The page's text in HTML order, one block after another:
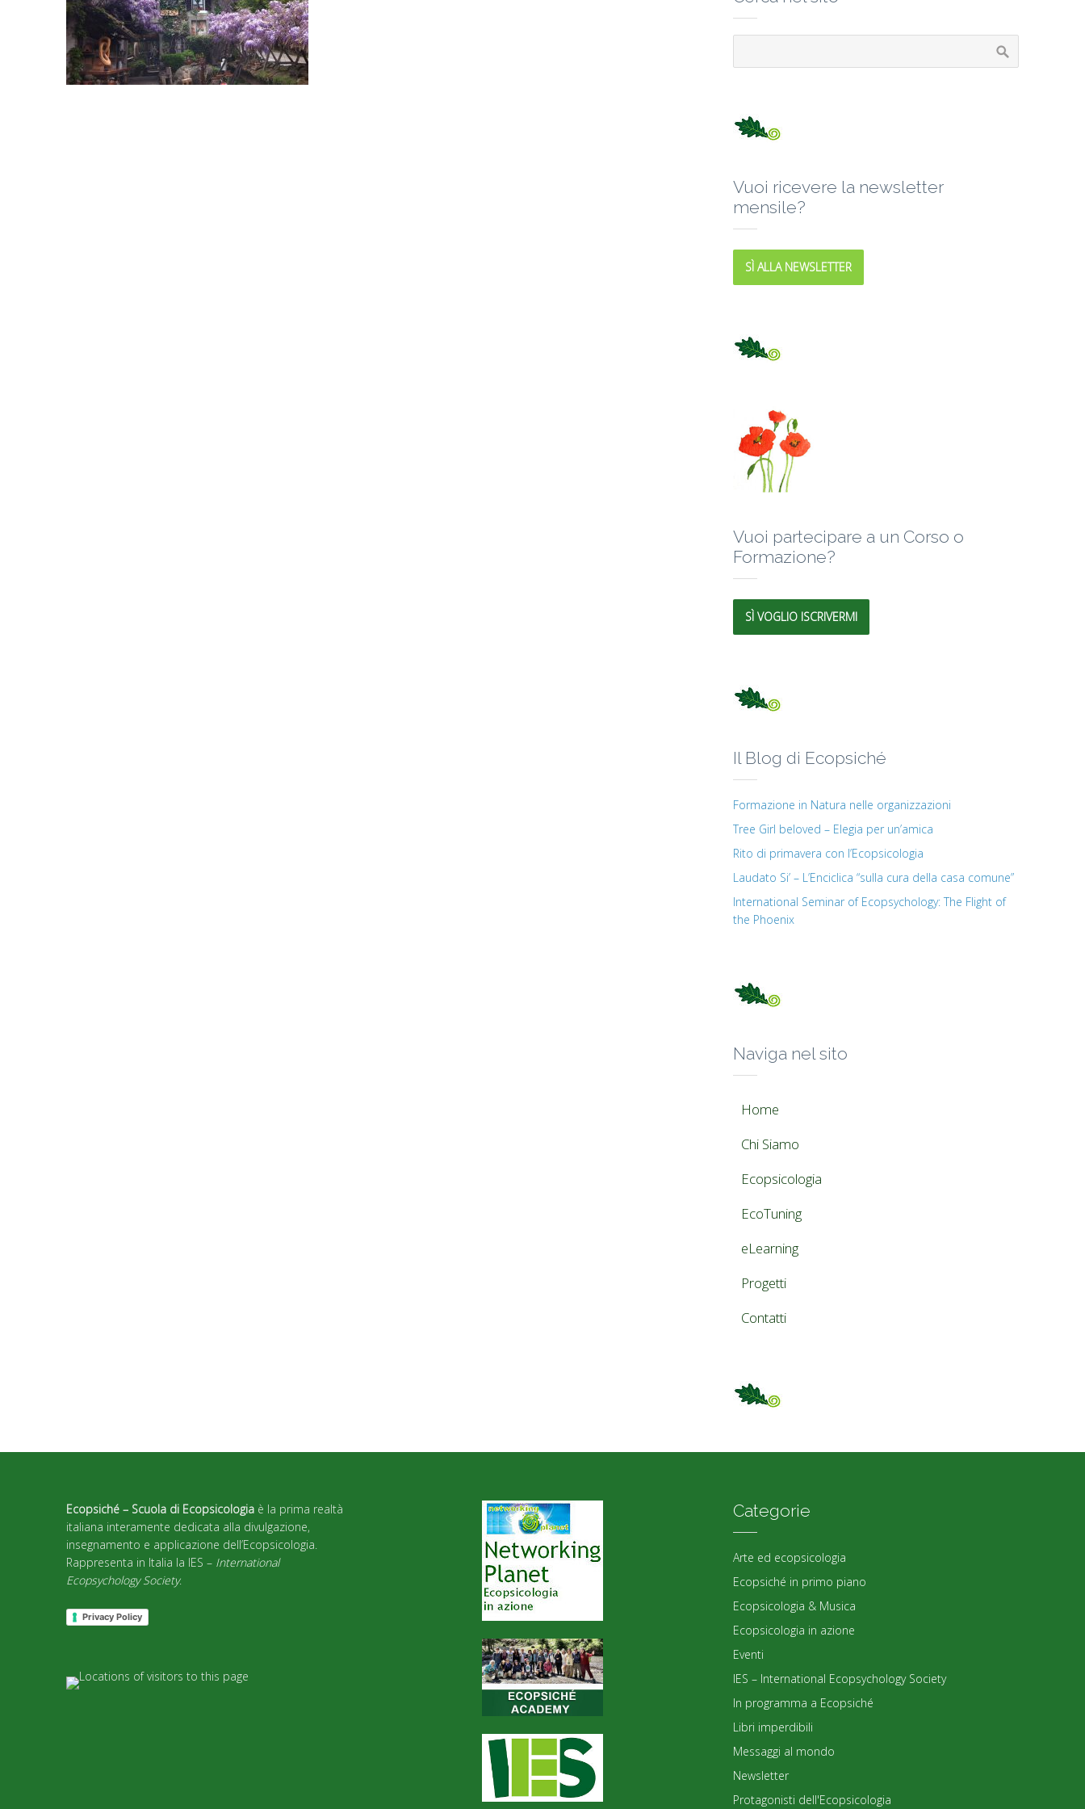
Vuoi ricevere la newsletter
mensile?
SÌ ALLA NEWSLETTER
Vuoi partecipare a un Corso o
Formazione?
SÌ VOGLIO ISCRIVERMI
Il Blog di Ecopsiché
Formazione in Natura nelle organizzazioni
Tree Girl beloved – Elegia per un’amica
Rito di primavera con l’Ecopsicologia
Laudato Si’ – L’Enciclica “sulla cura della casa comune”
International Seminar of Ecopsychology: The Flight of
the Phoenix
Naviga nel sito
Home
Chi Siamo
Ecopsicologia
EcoTuning
eLearning
Progetti
Contatti
Ecopsiché – Scuola di Ecopsicologia è la prima realtà
italiana interamente dedicata alla divulgazione,
insegnamento e applicazione dell’Ecopsicologia.
Rappresenta in Italia la IES – International
Ecopsychology Society.
Privacy Policy
Categorie
Arte ed ecopsicologia
Ecopsiché in primo piano
Ecopsicologia & Musica
Ecopsicologia in azione
Eventi
IES – International Ecopsychology Society
In programma a Ecopsiché
Libri imperdibili
Messaggi al mondo
Newsletter
Protagonisti dell'Ecopsicologia